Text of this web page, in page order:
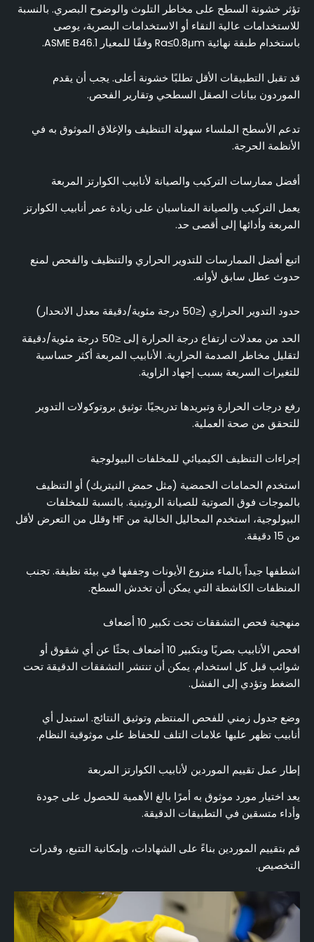
تؤثر خشونة السطح على مخاطر التلوث والوضوح البصري. بالنسبة
للاستخدامات عالية النقاء أو الاستخدامات البصرية، يوصى
باستخدام طبقة نهائية Ra≤0.8μm وفقًا للمعيار ASME B46.1.
قد تقبل التطبيقات الأقل تطلبًا خشونة أعلى. يجب أن يقدم
الموردون بيانات الصقل السطحي وتقارير الفحص.
تدعم الأسطح الملساء سهولة التنظيف والإغلاق الموثوق به في
الأنظمة الحرجة.
أفضل ممارسات التركيب والصيانة لأنابيب الكوارتز المربعة
يعمل التركيب والصيانة المناسبان على زيادة عمر أنابيب الكوارتز
المربعة وأدائها إلى أقصى حد.
اتبع أفضل الممارسات للتدوير الحراري والتنظيف والفحص لمنع
حدوث عطل سابق لأوانه.
حدود التدوير الحراري (≤50 درجة مئوية/دقيقة معدل الانحدار)
الحد من معدلات ارتفاع درجة الحرارة إلى ≤50 درجة مئوية/دقيقة
لتقليل مخاطر الصدمة الحرارية. الأنابيب المربعة أكثر حساسية
للتغيرات السريعة بسبب إجهاد الزاوية.
رفع درجات الحرارة وتبريدها تدريجيًا. توثيق بروتوكولات التدوير
للتحقق من صحة العملية.
إجراءات التنظيف الكيميائي للمخلفات البيولوجية
استخدم الحمامات الحمضية (مثل حمض النيتريك) أو التنظيف
بالموجات فوق الصوتية للصيانة الروتينية. بالنسبة للمخلفات
البيولوجية، استخدم المحاليل الخالية من HF وقلل من التعرض لأقل
من 15 دقيقة.
اشطفها جيداً بالماء منزوع الأيونات وجففها في بيئة نظيفة. تجنب
المنظفات الكاشطة التي يمكن أن تخدش السطح.
منهجية فحص التشققات تحت تكبير 10 أضعاف
افحص الأنابيب بصريًا وبتكبير 10 أضعاف بحثًا عن أي شقوق أو
شوائب قبل كل استخدام. يمكن أن تنتشر التشققات الدقيقة تحت
الضغط وتؤدي إلى الفشل.
وضع جدول زمني للفحص المنتظم وتوثيق النتائج. استبدل أي
أنابيب تظهر عليها علامات التلف للحفاظ على موثوقية النظام.
إطار عمل تقييم الموردين لأنابيب الكوارتز المربعة
يعد اختيار مورد موثوق به أمرًا بالغ الأهمية للحصول على جودة
وأداء متسقين في التطبيقات الدقيقة.
قم بتقييم الموردين بناءً على الشهادات، وإمكانية التتبع، وقدرات
التخصيص.